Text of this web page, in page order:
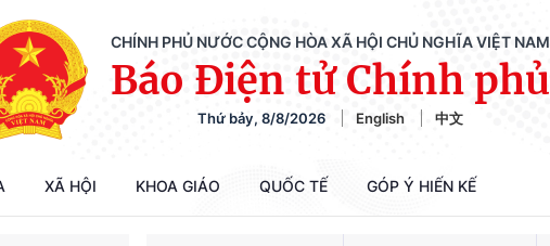
CHÍNH PHỦ NƯỚC CỘNG HÒA XÃ HỘI CHỦ NGHĨA VIỆT NAM
Báo Điện tử Chính phủ
Thứ bảy, 8/8/2026 English 中文
XÃ HỘI KHOA GIÁO QUỐC TẾ GÓP Ý HIẾN KẾ
Chiến dịch 500 ngày đêm tìm kiếm, quy tập và xác định danh tính hài cốt liệt sĩ
Bảo vệ nền tảng tư tưởng của Đảng trong kỷ nguyên phát triển mới